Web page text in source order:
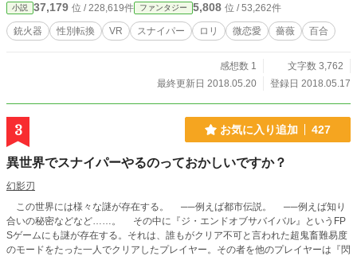
小説 37,179 位 / 228,619件 ファンタジー 5,808 位 / 53,262件
銃火器 性別転換 VR スナイパー ロリ 微恋愛 薔薇 百合
感想数 1
文字数 3,762
最終更新日 2018.05.20
登録日 2018.05.17
3 お気に入り追加 427
異世界でスナイパーやるのっておかしいですか？
幻影刃
この世界には様々な謎が存在する。 ──例えば都市伝説。 ──例えば知り
合いの秘密などなど……。 その中に『ジ・エンドオブサバイバル』というFP
Sゲームにも謎が存在する。それは、誰もがクリア不可と言われた超鬼畜難易度
のモードをたった一人でクリアしたプレイヤー。その者を他のプレイヤーは『閃